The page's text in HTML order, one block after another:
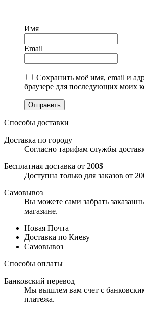
Имя
Email
Сохранить моё имя, email и
браузере для последующих моих
Отправить
Способы доставки
Доставка по городу
Согласно тарифам службы
Бесплатная доставка от 200$
Доступна только для заказов от
Самовывоз
Вы можете сами забрать
магазине.
Новая Почта
Доставка по Киеву
Самовывоз
Способы оплаты
Банковский перевод
Мы вышлем вам счет с
платежа.